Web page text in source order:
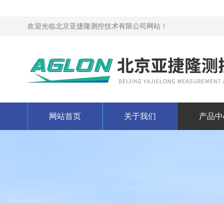
欢迎光临北京亚捷隆测控技术有限公司网站！
网站首页 关于我们 产品